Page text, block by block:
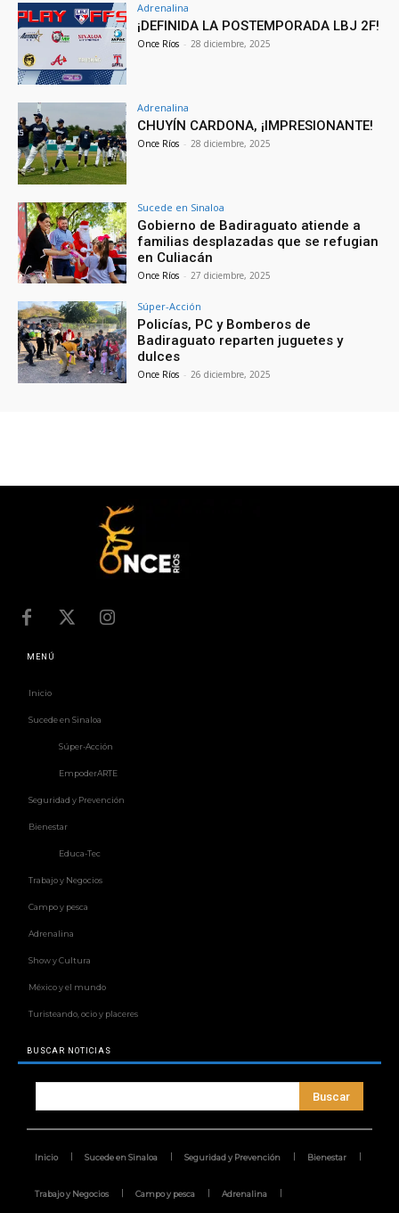
Adrenalina
¡DEFINIDA LA POSTEMPORADA LBJ 2F!
Once Ríos - 28 diciembre, 2025
Adrenalina
CHUYÍN CARDONA, ¡IMPRESIONANTE!
Once Ríos - 28 diciembre, 2025
Sucede en Sinaloa
Gobierno de Badiraguato atiende a
familias desplazadas que se refugian
en Culiacán
Once Ríos - 27 diciembre, 2025
Súper-Acción
Policías, PC y Bomberos de
Badiraguato reparten juguetes y
dulces
Once Ríos - 26 diciembre, 2025
MENÚ
Inicio
Sucede en Sinaloa
Súper-Acción
EmpoderARTE
Seguridad y Prevención
Bienestar
Educa-Tec
Trabajo y Negocios
Campo y pesca
Adrenalina
Show y Cultura
México y el mundo
Turisteando, ocio y placeres
BUSCAR NOTICIAS
Buscar
Inicio Sucede en Sinaloa Seguridad y Prevención Bienestar
Trabajo y Negocios Campo y pesca Adrenalina